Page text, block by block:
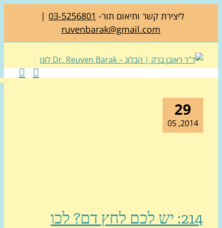
ליצירת קשר ותיאום תור-03-5256801
|
ruvenbarak@gmail.com
214: יש לכם לחץ דם? לכו